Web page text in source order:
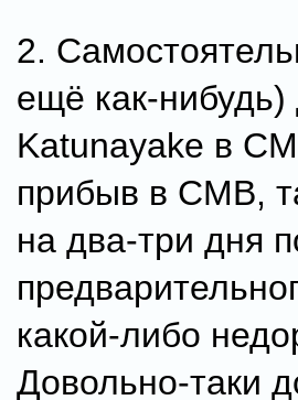
2.
ещё как-нибудь)
Katunayake в
прибыв в CMB,
на два-три дня
какой-либо
Довольно-таки